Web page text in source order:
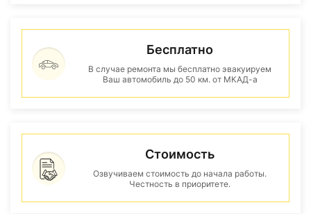
Бесплатно
В случае ремонта мы бесплатно эвакуируем
Ваш автомобиль до 50 км. от МКАД-а
Стоимость
Озвучиваем стоимость до начала работы.
Честность в приоритете.